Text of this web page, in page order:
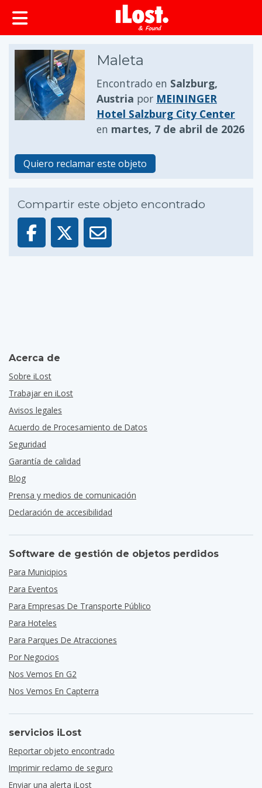
Maleta
Encontrado en Salzburg,
Austria por MEININGER
Hotel Salzburg City Center
en martes, 7 de abril de 2026
Quiero reclamar este objeto
Compartir este objeto encontrado
Acerca de
Sobre iLost
Trabajar en iLost
Avisos legales
Acuerdo de Procesamiento de Datos
Seguridad
Garantía de calidad
Blog
Prensa y medios de comunicación
Declaración de accesibilidad
Software de gestión de objetos perdidos
Para Municipios
Para Eventos
Para Empresas De Transporte Público
Para Hoteles
Para Parques De Atracciones
Por Negocios
Nos Vemos En G2
Nos Vemos En Capterra
servicios iLost
Reportar objeto encontrado
Imprimir reclamo de seguro
Enviar una alerta iLost